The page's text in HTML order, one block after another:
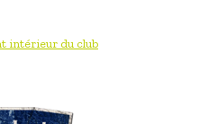
intérieur du club